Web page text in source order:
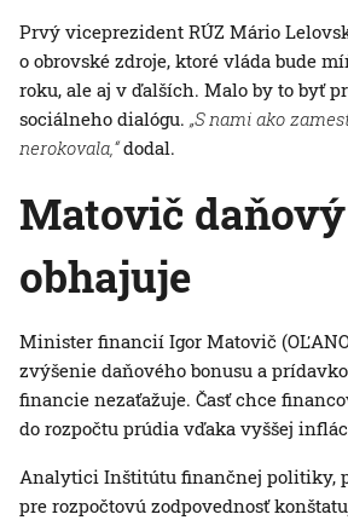
Prvý viceprezident RÚZ Mário
o obrovské zdroje, ktoré vláda bude
roku, ale aj v ďalších. Malo by to byť
sociálneho dialógu. „S nami ako
nerokovala,“dodal.
Matovič
obhajuje
Minister financií Igor Matovič
zvýšenie daňového bonusu a
financie nezaťažuje. Časť chce
do rozpočtu prúdia vďaka vyššej
Analytici Inštitútu finančnej politiky,
pre rozpočtovú zodpovednosť